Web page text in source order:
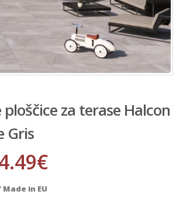
za terase Halcon
Gris
€
Made in EU